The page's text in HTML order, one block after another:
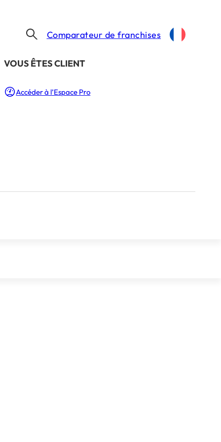
​VOUS ÊTES CLIENT
Accéder à l’Espace Pro
Comparateur de franchises
à